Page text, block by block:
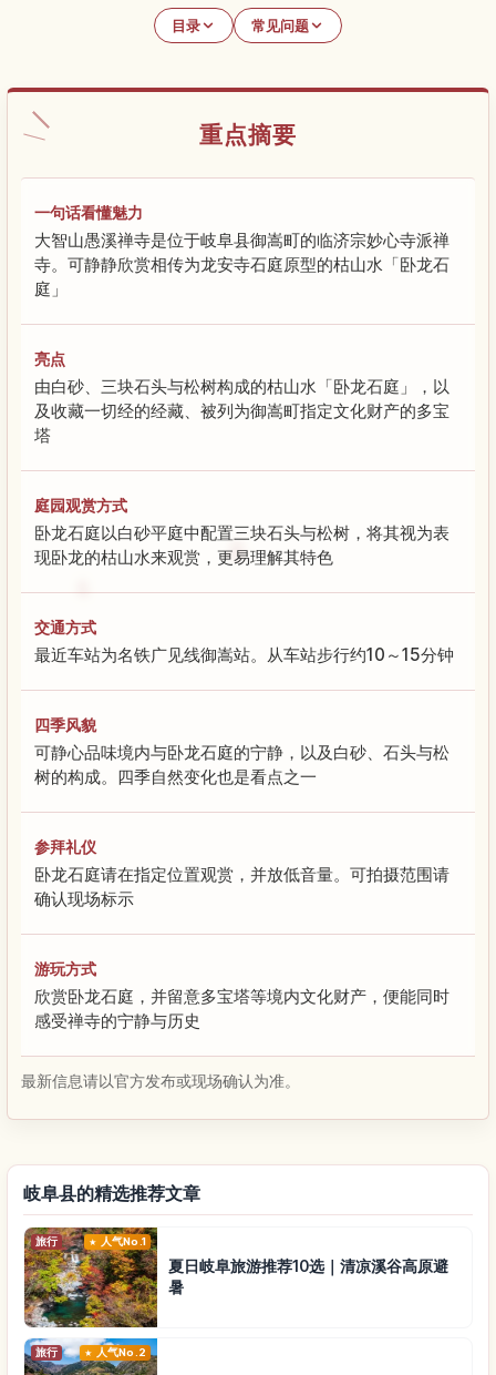
目录 常见问题
重点摘要
一句话看懂魅力
大智山愚溪禅寺是位于岐阜县御嵩町的临济宗妙心寺派禅
寺。可静静欣赏相传为龙安寺石庭原型的枯山水「卧龙石
庭」
亮点
由白砂、三块石头与松树构成的枯山水「卧龙石庭」，以
及收藏一切经的经藏、被列为御嵩町指定文化财产的多宝
塔
庭园观赏方式
卧龙石庭以白砂平庭中配置三块石头与松树，将其视为表
现卧龙的枯山水来观赏，更易理解其特色
交通方式
最近车站为名铁广见线御嵩站。从车站步行约10～15分钟
四季风貌
可静心品味境内与卧龙石庭的宁静，以及白砂、石头与松
树的构成。四季自然变化也是看点之一
参拜礼仪
卧龙石庭请在指定位置观赏，并放低音量。可拍摄范围请
确认现场标示
游玩方式
欣赏卧龙石庭，并留意多宝塔等境内文化财产，便能同时
感受禅寺的宁静与历史
最新信息请以官方发布或现场确认为准。
岐阜县的精选推荐文章
旅行 人气No.1
夏日岐阜旅游推荐10选｜清凉溪谷高原避
暑
旅行 人气No.2